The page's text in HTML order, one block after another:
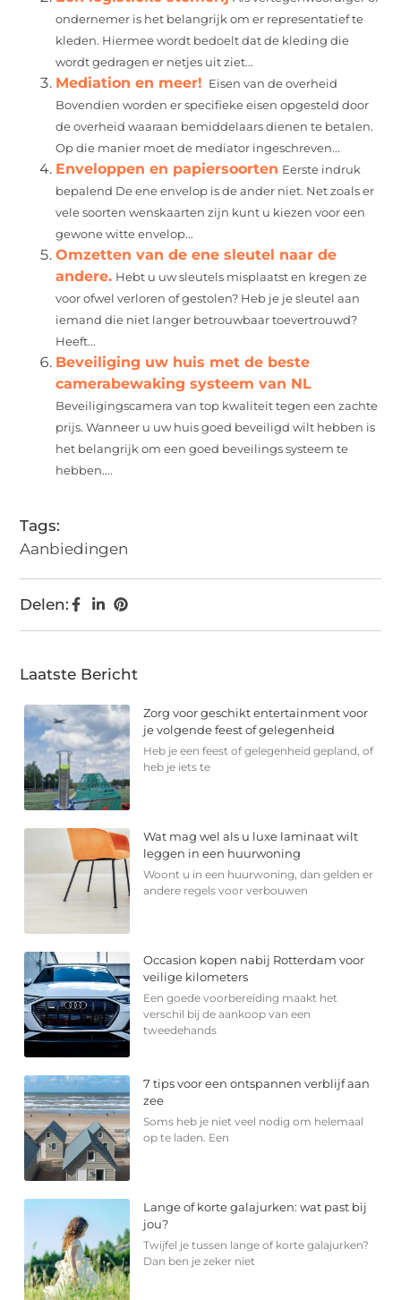
ondernemer is het belangrijk om er representatief te
kleden. Hiermee wordt bedoelt dat de kleding die
wordt gedragen er netjes uit ziet...
Mediation en meer! Eisen van de overheid
Bovendien worden er specifieke eisen opgesteld door
de overheid waaraan bemiddelaars dienen te betalen.
Op die manier moet de mediator ingeschreven...
Enveloppen en papiersoorten Eerste indruk
bepalend De ene envelop is de ander niet. Net zoals er
vele soorten wenskaarten zijn kunt u kiezen voor een
gewone witte envelop...
Omzetten van de ene sleutel naar de
andere. Hebt u uw sleutels misplaatst en kregen ze
voor ofwel verloren of gestolen? Heb je je sleutel aan
iemand die niet langer betrouwbaar toevertrouwd?
Heeft...
Beveiliging uw huis met de beste
camerabewaking systeem van NL
Beveiligingscamera van top kwaliteit tegen een zachte
prijs. Wanneer u uw huis goed beveiligd wilt hebben is
het belangrijk om een goed beveilings systeem te
hebben....
Tags:
Aanbiedingen
Delen:
Laatste Bericht
Zorg voor geschikt entertainment voor
je volgende feest of gelegenheid
Heb je een feest of gelegenheid gepland, of
heb je iets te
Wat mag wel als u luxe laminaat wilt
leggen in een huurwoning
Woont u in een huurwoning, dan gelden er
andere regels voor verbouwen
Occasion kopen nabij Rotterdam voor
veilige kilometers
Een goede voorbereiding maakt het
verschil bij de aankoop van een
tweedehands
7 tips voor een ontspannen verblijf aan
zee
Soms heb je niet veel nodig om helemaal
op te laden. Een
Lange of korte galajurken: wat past bij
jou?
Twijfel je tussen lange of korte galajurken?
Dan ben je zeker niet